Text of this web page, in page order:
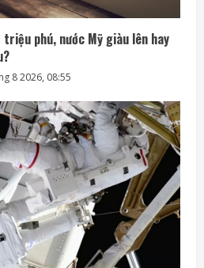
phú, nước Mỹ giàu lên hay
8 2026, 08:55